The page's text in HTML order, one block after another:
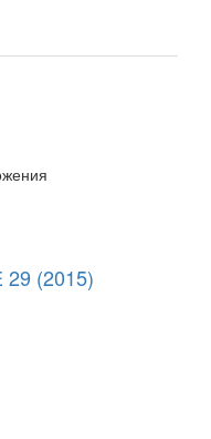
29 (2015)